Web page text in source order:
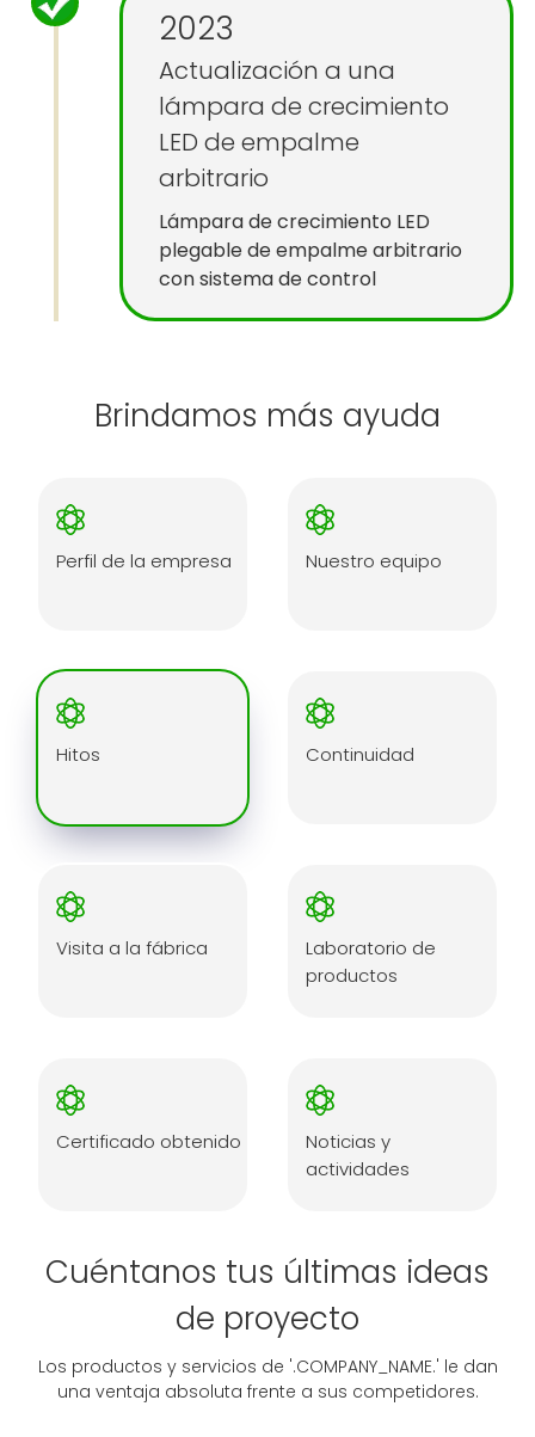
2023
Actualización a una
lámpara de crecimiento
LED de empalme
arbitrario
Lámpara de crecimiento LED
plegable de empalme arbitrario
con sistema de control
Brindamos más ayuda
Perfil de la empresa Nuestro equipo
Hitos Continuidad
Visita a la fábrica
Laboratorio de
productos
Certificado obtenido
Noticias y
actividades
Cuéntanos tus últimas ideas
de proyecto
Los productos y servicios de '.COMPANY_NAME.' le dan
una ventaja absoluta frente a sus competidores.